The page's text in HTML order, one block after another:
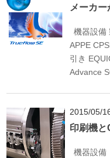
メーカ
機器設備
APPE
引き
Advance
2015/05/
印刷機
機器設備